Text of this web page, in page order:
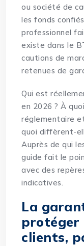
ou société de
les fonds
professionnel
existe dans le
cautions de
retenues de
Qui est
en 2026 ? À
réglementaire
quoi diffèrent-
Auprès de qui
guide fait le
avec des
indicatives.
La
protéger
clients,